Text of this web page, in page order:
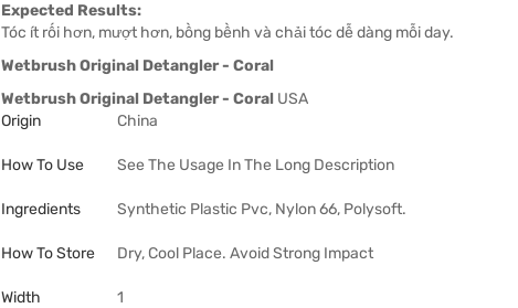
Expected Results:
Tóc ít rối hơn, mượt hơn, bồng bềnh và chải tóc dễ dàng mỗi day.
Wetbrush Original Detangler - Coral
Wetbrush Original Detangler - Coral USA
Origin
China
How To Use See The Usage In The Long Description
Ingredients Synthetic Plastic Pvc, Nylon 66, Polysoft.
How To Store Dry, Cool Place. Avoid Strong Impact
Width 1